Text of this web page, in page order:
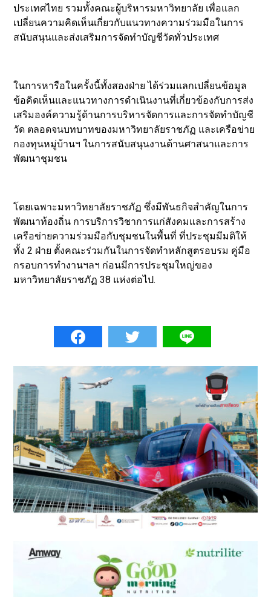
ประเทศไทย รวมทั้งคณะผู้บริหารมหาวิทยาลัย เพื่อแลก
เปลี่ยนความคิดเห็นเกี่ยวกับแนวทางความร่วมมือในการ
สนับสนุนและส่งเสริมการจัดทำบัญชีวัดทั่วประเทศ
ในการหารือในครั้งนี้ทั้งสองฝ่าย ได้ร่วมแลกเปลี่ยนข้อมูล
ข้อคิดเห็นและแนวทางการดำเนินงานที่เกี่ยวข้องกับการส่ง
เสริมองค์ความรู้ด้านการบริหารจัดการและการจัดทำบัญชี
วัด ตลอดจนบทบาทของมหาวิทยาลัยราชภัฏ และเครือข่าย
กองทุนหมู่บ้านฯ ในการสนับสนุนงานด้านศาสนาและการ
พัฒนาชุมชน
โดยเฉพาะมหาวิทยาลัยราชภัฏ ซึ่งมีพันธกิจสำคัญในการ
พัฒนาท้องถิ่น การบริการวิชาการแก่สังคมและการสร้าง
เครือข่ายความร่วมมือกับชุมชนในพื้นที่ ที่ประชุมมีมติให้
ทั้ง 2 ฝ่าย ตั้งคณะร่วมกันในการจัดทำหลักสูตรอบรม คู่มือ
กรอบการทำงานฯลฯ ก่อนมีการประชุมใหญ่ของ
มหาวิทยาลัยราชภัฏ 38 แห่งต่อไป.